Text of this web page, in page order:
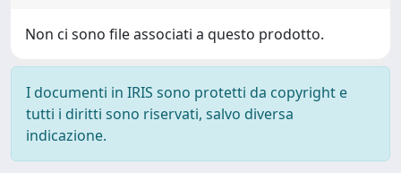
Non ci sono file associati a questo prodotto.
I documenti in IRIS sono protetti da copyright e
tutti i diritti sono riservati, salvo diversa
indicazione.